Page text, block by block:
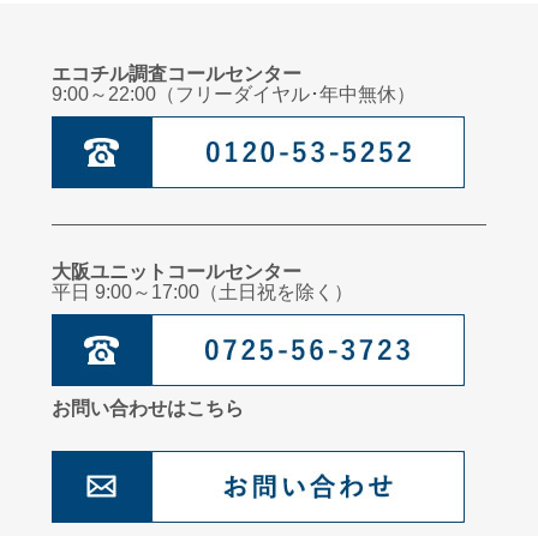
エコチル調査コールセンター
9:00～22:00（フリーダイヤル･年中無休）
大阪ユニットコールセンター
平日 9:00～17:00（土日祝を除く）
お問い合わせはこちら